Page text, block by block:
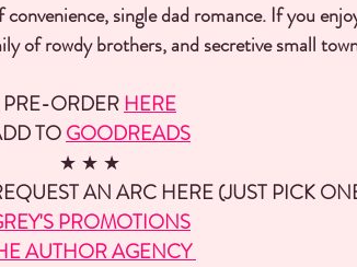
single dad romance. If you
of rowdy brothers, and secretive small
PRE-ORDER HERE
TO GOODREADS
★ ★ ★
AN ARC HERE (JUST PICK
PROMOTIONS
AUTHOR AGENCY